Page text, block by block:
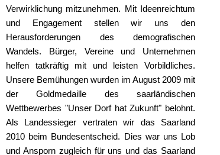
Verwirklichung mitzunehmen. Mit Ideenreichtum
und Engagement stellen wir uns den
Herausforderungen des demografischen
Wandels. Bürger, Vereine und Unternehmen
helfen tatkräftig mit und leisten Vorbildliches.
Unsere Bemühungen wurden im August 2009 mit
der Goldmedaille des saarländischen
Wettbewerbes "Unser Dorf hat Zukunft" belohnt.
Als Landessieger vertraten wir das Saarland
2010 beim Bundesentscheid. Dies war uns Lob
und Ansporn zugleich für uns und das Saarland